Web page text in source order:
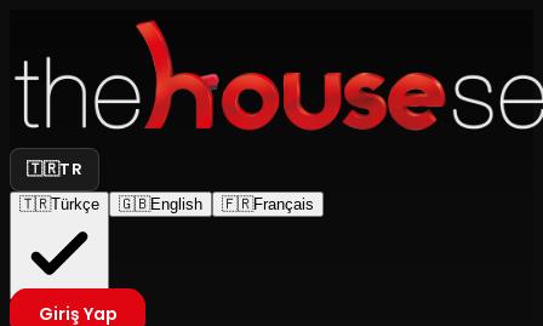
🇹🇷TR
🇹🇷Türkçe 🇬🇧English 🇫🇷Français
Giriş Yap